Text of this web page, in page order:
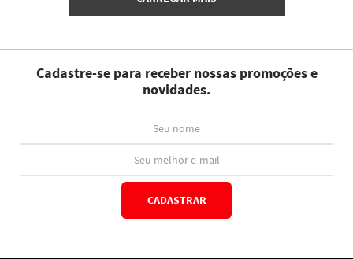
Cadastre-se para receber nossas promoções e
novidades.
CADASTRAR